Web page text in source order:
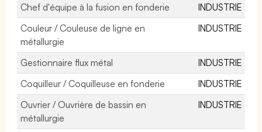
Chef d'équipe à la fusion en fonderie
INDUSTRIE
Couleur / Couleuse de ligne en
métallurgie
INDUSTRIE
Gestionnaire flux métal
INDUSTRIE
Coquilleur / Coquilleuse en fonderie
INDUSTRIE
Ouvrier / Ouvrière de bassin en
métallurgie
INDUSTRIE